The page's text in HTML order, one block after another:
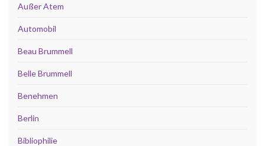
Außer Atem
Automobil
Beau Brummell
Belle Brummell
Benehmen
Berlin
Bibliophilie